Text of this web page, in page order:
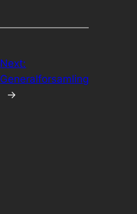
Next:
Generalforsamling
→